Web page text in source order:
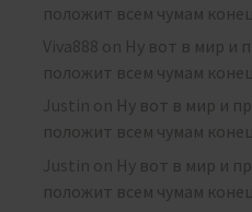
положит всем чумам конец.
Viva888 on Ну вот в мир и
положит всем чумам конец.
Justin on Ну вот в мир и
положит всем чумам
Justin on Ну вот в мир и
положит всем чумам конец.